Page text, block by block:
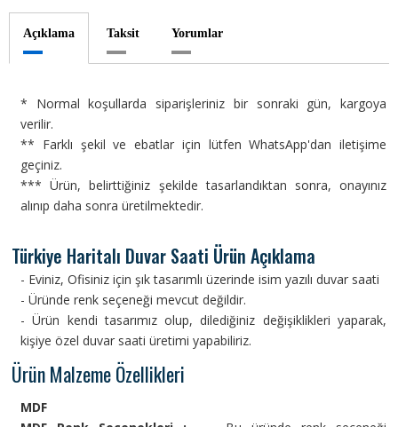
Açıklama Taksit Yorumlar
* Normal koşullarda siparişleriniz bir sonraki gün, kargoya
verilir.
** Farklı şekil ve ebatlar için lütfen WhatsApp'dan iletişime
geçiniz.
*** Ürün, belirttiğiniz şekilde tasarlandıktan sonra, onayınız
alınıp daha sonra üretilmektedir.
Türkiye Haritalı Duvar Saati Ürün Açıklama
- Eviniz, Ofisiniz için şık tasarımlı üzerinde isim yazılı duvar saati
- Üründe renk seçeneği mevcut değildir.
- Ürün kendi tasarımız olup, dilediğiniz değişiklikleri yaparak,
kişiye özel duvar saati üretimi yapabiliriz.
Ürün Malzeme Özellikleri
MDF